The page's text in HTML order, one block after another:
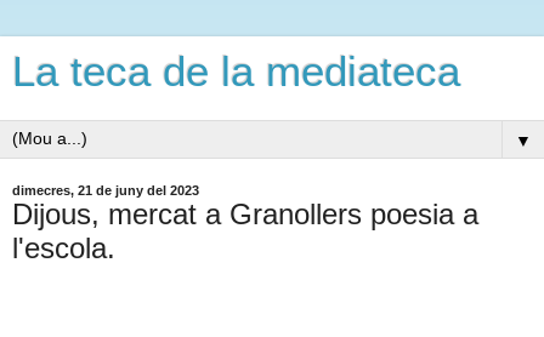
La teca de la mediateca
▼
dimecres, 21 de juny del 2023
Dijous, mercat a Granollers poesia a
l'escola.